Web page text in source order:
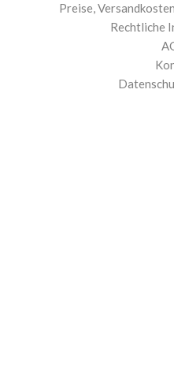
Preise,
Rechtliche